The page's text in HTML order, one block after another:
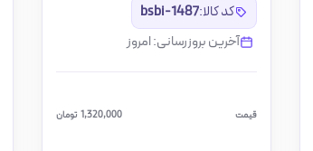
کد کالا:bsbi-1487
آخرین بروزرسانی: امروز
قیمت تومان